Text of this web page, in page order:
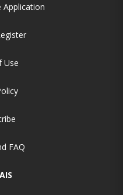
Application
Use
FAQ